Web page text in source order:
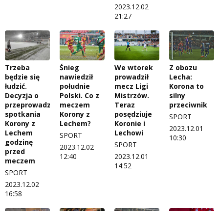
2023.12.02
21:27
Trzeba
będzie się
łudzić.
Decyzja o
przeprowadzeniu
spotkania
Korony z
Lechem
godzinę
przed
meczem
SPORT
2023.12.02
16:58
Śnieg
nawiedził
południe
Polski. Co z
meczem
Korony z
Lechem?
SPORT
2023.12.02
12:40
We wtorek
prowadził
mecz Ligi
Mistrzów.
Teraz
posędziuje
Koronie i
Lechowi
SPORT
2023.12.01
14:52
Z obozu
Lecha:
Korona to
silny
przeciwnik
SPORT
2023.12.01
10:30